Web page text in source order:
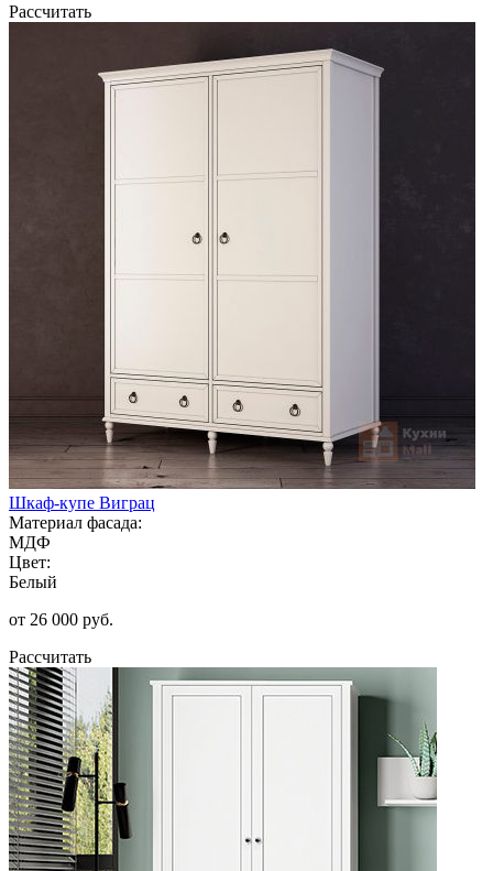
Рассчитать
Шкаф-купе Виграц
Материал фасада:
МДФ
Цвет:
Белый
от 26 000 руб.
Рассчитать